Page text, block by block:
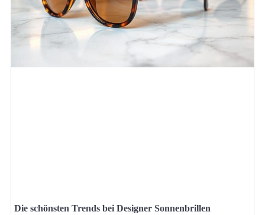
Die schönsten Trends bei Designer Sonnenbrillen